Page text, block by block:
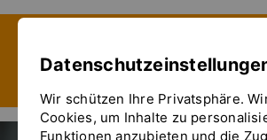
Wir schützen Ihre Privatsphäre.
Cookies, um Inhalte zu
Funktionen anzubieten und die